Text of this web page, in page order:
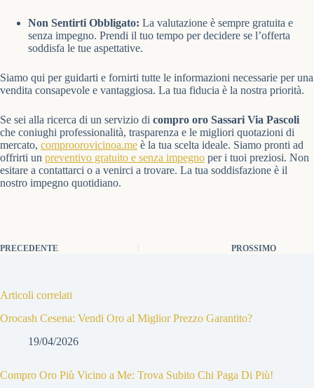
Non Sentirti Obbligato: La valutazione è sempre gratuita e
senza impegno. Prendi il tuo tempo per decidere se l’offerta
soddisfa le tue aspettative.
Siamo qui per guidarti e fornirti tutte le informazioni necessarie per una
vendita consapevole e vantaggiosa. La tua fiducia è la nostra priorità.
Se sei alla ricerca di un servizio di compro oro Sassari Via Pascoli
che coniughi professionalità, trasparenza e le migliori quotazioni di
mercato, comproorovicinoa.me è la tua scelta ideale. Siamo pronti ad
offrirti un preventivo gratuito e senza impegno per i tuoi preziosi. Non
esitare a contattarci o a venirci a trovare. La tua soddisfazione è il
nostro impegno quotidiano.
PRECEDENTE PROSSIMO
Articoli correlati
Orocash Cesena: Vendi Oro al Miglior Prezzo Garantito?
19/04/2026
Compro Oro Più Vicino a Me: Trova Subito Chi Paga Di Più!